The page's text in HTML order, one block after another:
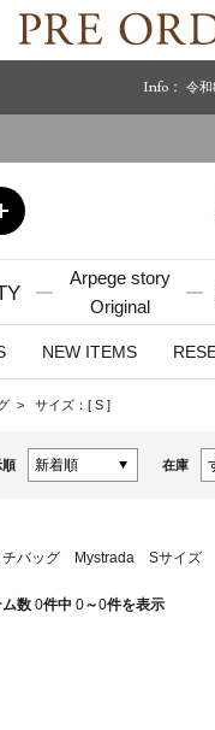
Info： 令和
Arpege story
Original
NEW ITEMS
サイズ：[ S ]
順 在庫
チバッグ Mystrada Sサイズ
ム数 0件中 0～0件を表示